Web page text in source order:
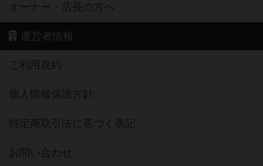
オーナー・店長の方へ
運営者情報
ご利用規約
個人情報保護方針
特定商取引法に基づく表記
お問い合わせ